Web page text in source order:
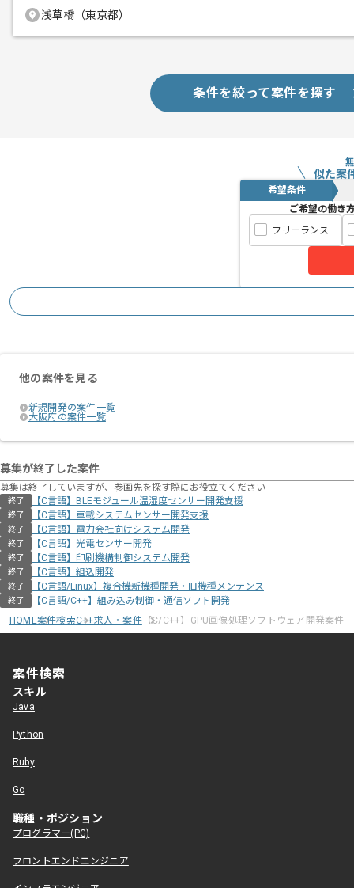
浅草橋（東京都）
条件を絞って案件を探す
似た案
希望条件
ご希望の働き
フリーランス
他の案件を見る
新規開発の案件一覧
大阪府の案件一覧
募集が終了した案件
募集は終了していますが、参画先を探す際にお役立てください
終了 【C言語】BLEモジュール温湿度センサー開発支援
終了 【C言語】車載システムセンサー開発支援
終了 【C言語】電力会社向けシステム開発
終了 【C言語】光電センサー開発
終了 【C言語】印刷機構制御システム開発
終了 【C言語】組込開発
終了 【C言語/Linux】複合機新機種開発・旧機種メンテンス
終了
【C言語/C++】組み込み制御・通信ソフト開発
HOME案件検索C++求人・案件【C/C++】GPU画像処理ソフトウェア開発案件
案件検索
スキル
Java
Python
Ruby
Go
職種・ポジション
プログラマー(PG)
フロントエンドエンジニア